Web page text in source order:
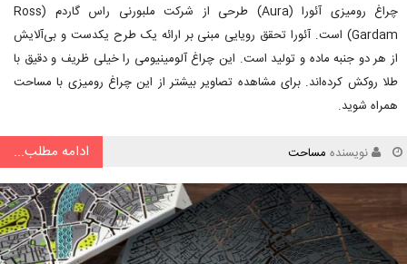
چراغ رومیزی آئورا (Aura) طرحی از شرکت ملبورنی راس گاردم (Ross
Gardam) است. آئورا تحقق رویایی مبنی بر ارائه یک طرح یکدست و بی‌آلایش
از هر دو جنبه ماده و تولید است. این چراغ آلومینیومی را خیلی ظریف و دقیق با
طلا روکش کرده‌اند. برای مشاهده تصاویر بیشتر از این چراغ رومیزی با مساحت
همراه شوید.
نویسنده مساحت ادامه مطلب...